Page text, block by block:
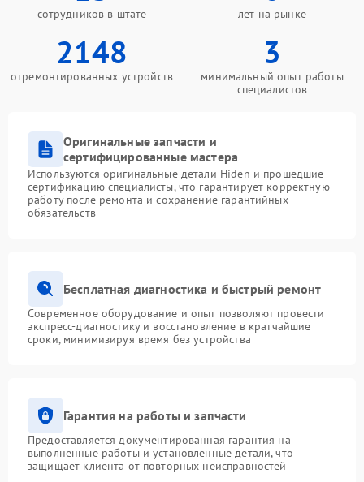
сотрудников в штате лет на рынке
2148
отремонтированных устройств
3
минимальный опыт работы
специалистов
Оригинальные запчасти и
сертифицированные мастера
Используются оригинальные детали Hiden и прошедшие
сертификацию специалисты, что гарантирует корректную
работу после ремонта и сохранение гарантийных
обязательств
Бесплатная диагностика и быстрый ремонт
Современное оборудование и опыт позволяют провести
экспресс-диагностику и восстановление в кратчайшие
сроки, минимизируя время без устройства
Гарантия на работы и запчасти
Предоставляется документированная гарантия на
выполненные работы и установленные детали, что
защищает клиента от повторных неисправностей